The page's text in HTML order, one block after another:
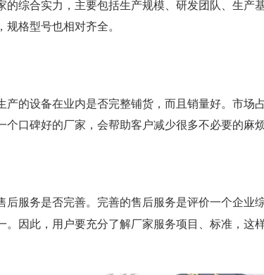
的综合实力，主要包括生产规模、研发团队、生产
格型号也相对齐全。
产的设备在业内是否完整铺货，而且销量好。市场
口碑好的厂家，会帮助客户减少很多不必要的麻烦
后服务是否完善。完善的售后服务是评价一个企业
。因此，用户要充分了解厂家服务项目、标准，这